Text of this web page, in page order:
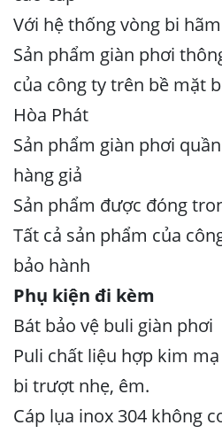
Với hệ thống vòng bi
Sản phẩm giàn phơi
của công ty trên bề mặt
Hòa Phát
Sản phẩm giàn phơi
hàng giả
Sản phẩm được đóng
Tất cả sản phẩm của
bảo hành
Phụ kiện đi kèm
Bát bảo vệ buli giàn
Puli chất liệu hợp kim
bi trượt nhẹ, êm.
Cáp lụa inox 304 không